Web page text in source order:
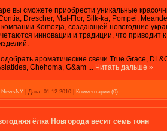
вы сможете приобрести уникальные
Drescher, Mat-Flor, Silk-ka, Pompei,
компании Komozja, создающей новогодние
инновации и традиции, что приводит
ароматические свечи True Grace,
Chehoma, G&am ... Читать дальше »
NewsNY Дата: 01.12.2010 Комментарии (0)
ёлка Новгорода весит семь тонн